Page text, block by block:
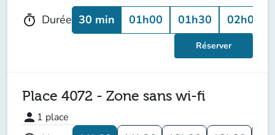
timer Durée 30 min 01h00 01h30 02h00
Réserver
Place 4072 - Zone sans wi-fi
person 1 place